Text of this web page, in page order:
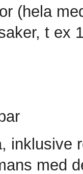
(hela
t ex
inklusive
med